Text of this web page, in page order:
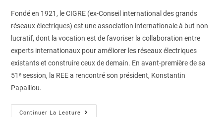
Fondé en 1921, le CIGRE (ex-Conseil international des grands
réseaux électriques) est une association internationale à but non
lucratif, dont la vocation est de favoriser la collaboration entre
experts internationaux pour améliorer les réseaux électriques
existants et construire ceux de demain. En avant-première de sa
51ᵉ session, la REE a rencontré son président, Konstantin
Papailiou.
Continuer La Lecture